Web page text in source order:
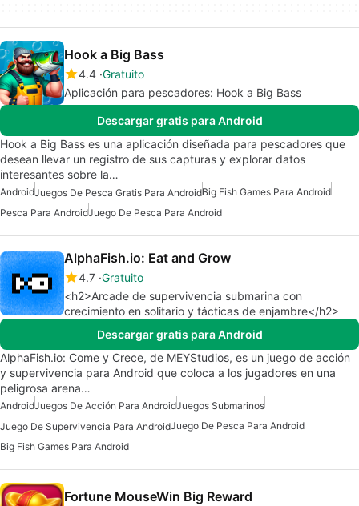
Hook a Big Bass
4.4 Gratuito
Aplicación para pescadores: Hook a Big Bass
Descargar gratis para Android
Hook a Big Bass es una aplicación diseñada para pescadores que
desean llevar un registro de sus capturas y explorar datos
interesantes sobre la…
AndroidJuegos De Pesca Gratis Para AndroidBig Fish Games Para Android
Pesca Para AndroidJuego De Pesca Para Android
AlphaFish.io: Eat and Grow
4.7 Gratuito
<h2>Arcade de supervivencia submarina con
crecimiento en solitario y tácticas de enjambre</h2>
Descargar gratis para Android
AlphaFish.io: Come y Crece, de MEYStudios, es un juego de acción
y supervivencia para Android que coloca a los jugadores en una
peligrosa arena…
AndroidJuegos De Acción Para AndroidJuegos Submarinos
Juego De Supervivencia Para AndroidJuego De Pesca Para Android
Big Fish Games Para Android
Fortune MouseWin Big Reward